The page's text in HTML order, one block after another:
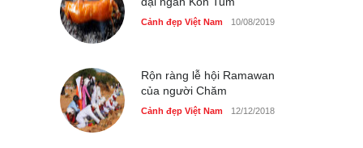
Bán đảo Sơn Trà sẽ là khu
Cảnh đẹp Việt Nam 10/08/2019
Rộn ràng lễ hội Ramawan
của người Chăm
Cảnh đẹp Việt Nam 12/12/2018